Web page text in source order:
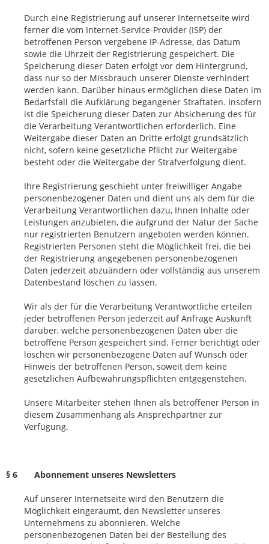
Durch eine Registrierung auf unserer Internetseite wird
ferner die vom Internet-Service-Provider (ISP) der
betroffenen Person vergebene IP-Adresse, das Datum
sowie die Uhrzeit der Registrierung gespeichert. Die
Speicherung dieser Daten erfolgt vor dem Hintergrund,
dass nur so der Missbrauch unserer Dienste verhindert
werden kann. Darüber hinaus ermöglichen diese Daten im
Bedarfsfall die Aufklärung begangener Straftaten. Insofern
ist die Speicherung dieser Daten zur Absicherung des für
die Verarbeitung Verantwortlichen erforderlich. Eine
Weitergabe dieser Daten an Dritte erfolgt grundsätzlich
nicht, sofern keine gesetzliche Pflicht zur Weitergabe
besteht oder die Weitergabe der Strafverfolgung dient.
Ihre Registrierung geschieht unter freiwilliger Angabe
personenbezogener Daten und dient uns als dem für die
Verarbeitung Verantwortlichen dazu, Ihnen Inhalte oder
Leistungen anzubieten, die aufgrund der Natur der Sache
nur registrierten Benutzern angeboten werden können.
Registrierten Personen steht die Möglichkeit frei, die bei
der Registrierung angegebenen personenbezogenen
Daten jederzeit abzuändern oder vollständig aus unserem
Datenbestand löschen zu lassen.
Wir als der für die Verarbeitung Verantwortliche erteilen
jeder betroffenen Person jederzeit auf Anfrage Auskunft
darüber, welche personenbezogenen Daten über die
betroffene Person gespeichert sind. Ferner berichtigt oder
löschen wir personenbezogene Daten auf Wunsch oder
Hinweis der betroffenen Person, soweit dem keine
gesetzlichen Aufbewahrungspflichten entgegenstehen.
Unsere Mitarbeiter stehen Ihnen als betroffener Person in
diesem Zusammenhang als Ansprechpartner zur
Verfügung.
§ 6 Abonnement unseres Newsletters
Auf unserer Internetseite wird den Benutzern die
Möglichkeit eingeräumt, den Newsletter unseres
Unternehmens zu abonnieren. Welche
personenbezogenen Daten bei der Bestellung des